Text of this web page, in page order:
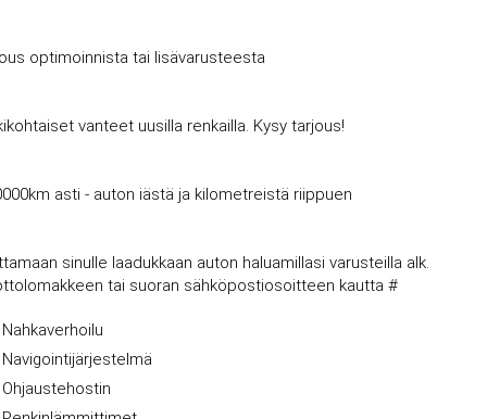
optimoinnista tai lisävarusteesta
vanteet uusilla renkailla. Kysy tarjous!
asti - auton iästä ja kilometreistä riippuen
sinulle laadukkaan auton haluamillasi varusteilla alk.
tai suoran sähköpostiosoitteen kautta #
Nahkaverhoilu
Navigointijärjestelmä
Ohjaustehostin